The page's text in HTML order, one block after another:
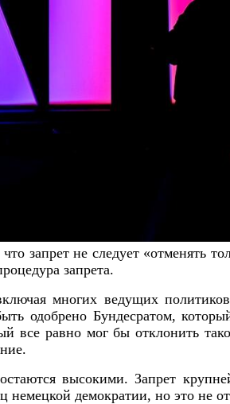
запрет не следует
запрета.
многих ведущих
одобрено Бундесратом,
все равно мог бы отклонить
высокими. Запрет
демократии, но это не